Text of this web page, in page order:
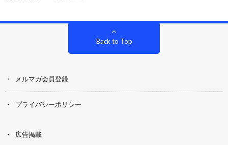
Back to Top
メルマガ会員登録
プライバシーポリシー
広告掲載